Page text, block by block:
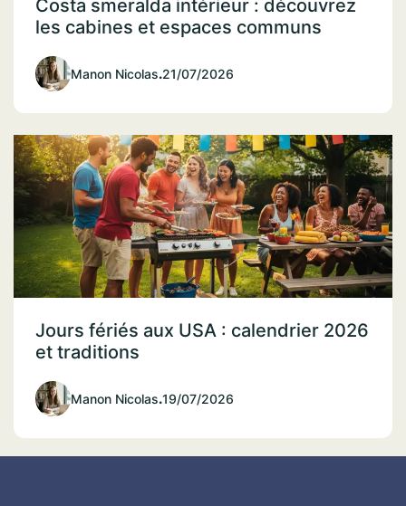
Costa smeralda intérieur : découvrez
les cabines et espaces communs
Manon Nicolas.21/07/2026
Jours fériés aux USA : calendrier 2026
et traditions
Manon Nicolas.19/07/2026